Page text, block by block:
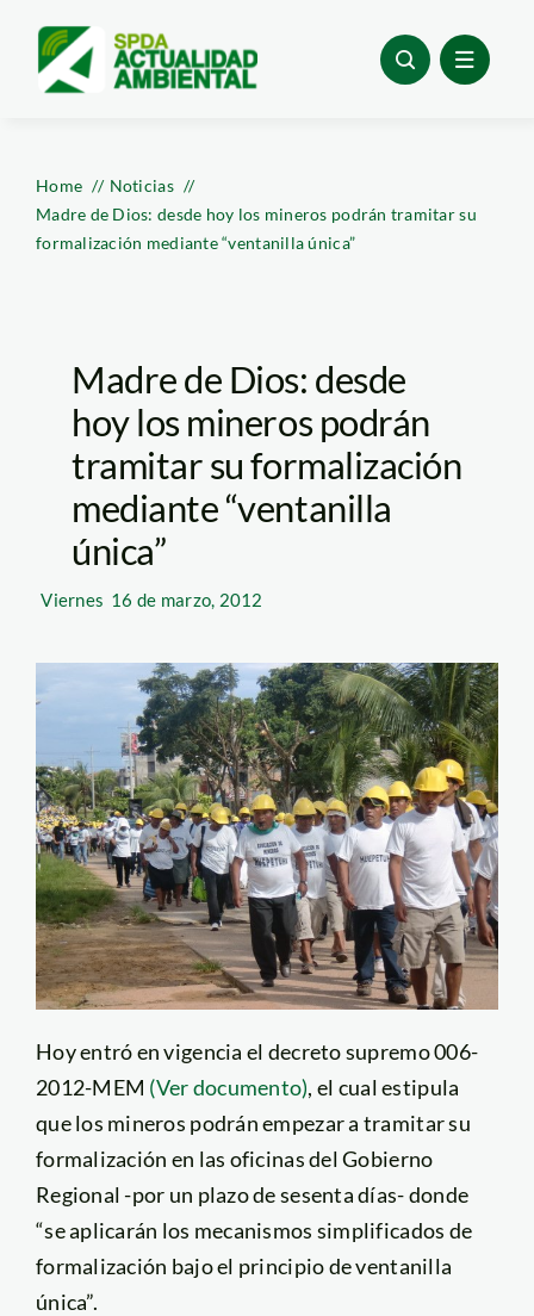
content
Home
Noticias
Madre de Dios: desde hoy los mineros podrán tramitar su
formalización mediante “ventanilla única”
Madre de Dios: desde
hoy los mineros podrán
tramitar su formalización
mediante “ventanilla
única”
Viernes 16 de marzo, 2012
Hoy entró en vigencia el decreto supremo 006-
2012-MEM (Ver documento), el cual estipula
que los mineros podrán empezar a tramitar su
formalización en las oficinas del Gobierno
Regional -por un plazo de sesenta días- donde
“se aplicarán los mecanismos simplificados de
formalización bajo el principio de ventanilla
única”.